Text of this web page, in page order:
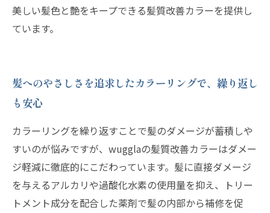
美しい髪色と艶をキープできる髪質改善カラーを提供し
ています。
髪へのやさしさを追求したカラーリングで、繰り返し
も安心
カラーリングを繰り返すことで髪のダメージが蓄積しや
すいのが悩みですが、wugglaの髪質改善カラーはダメー
ジ軽減に徹底的にこだわっています。髪に直接ダメージ
を与えるアルカリや過酸化水素の使用量を抑え、トリー
トメント成分を配合した薬剤で髪の内部から補修を促